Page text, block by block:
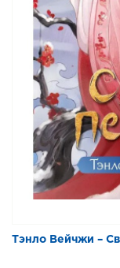
Тэнло Вейчжи –